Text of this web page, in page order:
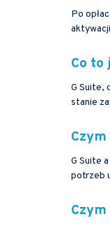
Po
Co to
G Suite,
stanie
G Suite
potrzeb